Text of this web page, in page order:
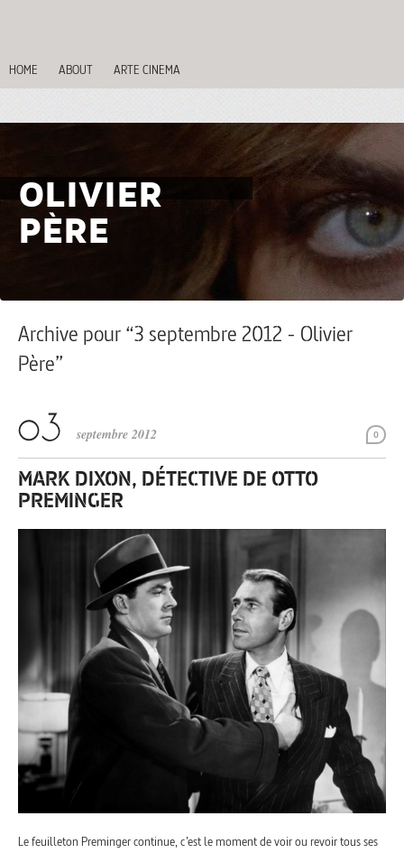
HOME ABOUT ARTE CINEMA
OLIVIER
PÈRE
Archive pour “3 septembre 2012 - Olivier
Père”
0
septembre 2012
MARK DIXON, DÉTECTIVE DE OTTO
PREMINGER
Le feuilleton Preminger continue, c’est le moment de voir ou revoir tous ses